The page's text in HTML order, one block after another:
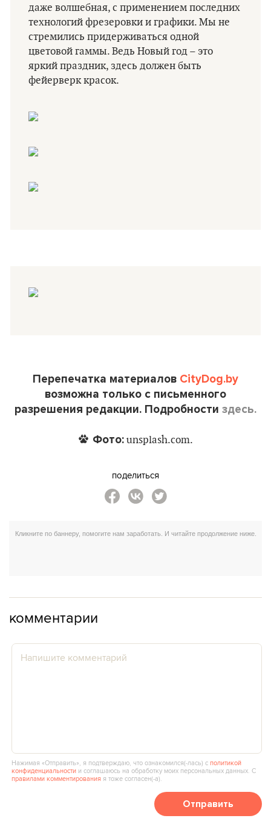
даже волшебная, с применением последних
технологий фрезеровки и графики. Мы не
стремились придерживаться одной
цветовой гаммы. Ведь Новый год – это
яркий праздник, здесь должен быть
фейерверк красок.
Перепечатка материалов CityDog.by
возможна только с письменного
разрешения редакции. Подробности здесь.
Фото:unsplash.com.
поделиться
комментарии
Нажимая «Отправить», я подтверждаю, что ознакомился(‑лась) сполитикой
конфиденциальности и соглашаюсь на обработку моих персональных данных. С
правилами комментирования я тоже согласен(‑а).
Отправить